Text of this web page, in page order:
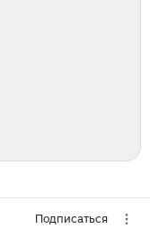
Подписаться